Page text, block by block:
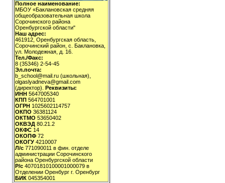
Полное наименование:
МБОУ «Баклановская средняя
общеобразовательная школа
Сорочинского района
Оренбургской области"
Наш адрес:
461912, Оренбургская область,
Сорочинский район, с. Баклановка,
ул. Молодежная, д. 16.
Тел./Факс:
8 (35346) 2-54-45
Эл.почта:
b_school@mail.ru (школьная),
olgaslyadneva@gmail.com
(директор). Реквизиты:
ИНН 5647005340
КПП 564701001
ОГРН 1025602114757
ОКПО 36381124
ОКТМО 53650402
ОКВЭД 80.21.2
ОКФС 14
ОКОПФ 72
ОКОГУ 4210007
Л/с 771090011 в фин. отделе
администрации Сорочинского
района Оренбургской области
Р/с 40701810100001000079 в
Отделении Оренбург г. Оренбург
БИК 045354001